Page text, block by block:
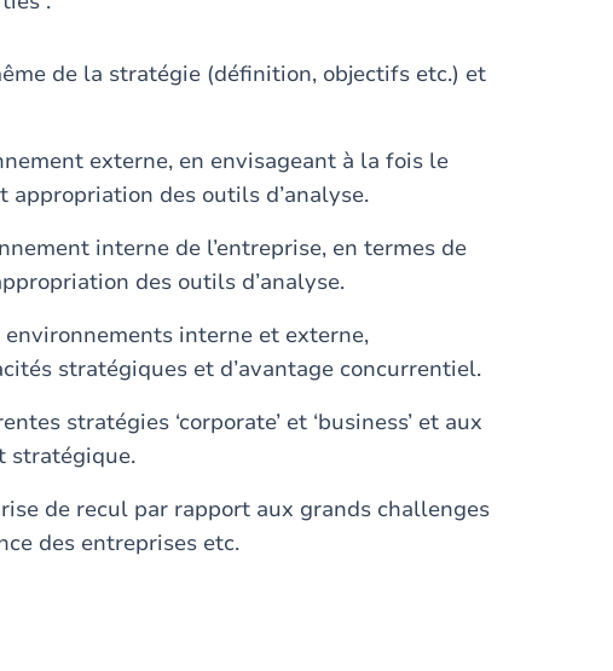
de la stratégie (définition, objectifs etc.) et
externe, en envisageant à la fois le
des outils d’analyse.
interne de l’entreprise, en termes de
des outils d’analyse.
interne et externe,
stratégiques et d’avantage concurrentiel.
stratégies ‘corporate’ et ‘business’ et aux
stratégique.
de recul par rapport aux grands challenges
des entreprises etc.